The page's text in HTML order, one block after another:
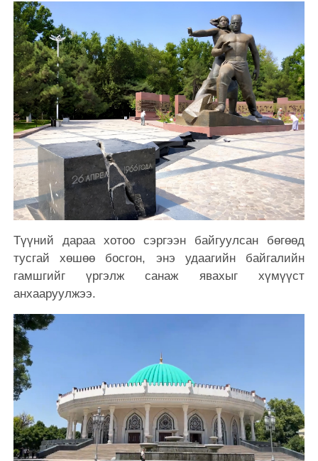
Түүний дараа хотоо сэргээн байгуулсан бөгөөд
тусгай хөшөө босгон, энэ удаагийн байгалийн
гамшгийг үргэлж санаж явахыг хүмүүст
анхааруулжээ.